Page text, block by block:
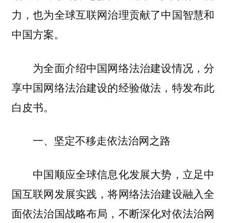
力，也为全球互联网治理贡献了中国智慧和
中国方案。
为全面介绍中国网络法治建设情况，分
享中国网络法治建设的经验做法，特发布此
白皮书。
一、坚定不移走依法治网之路
中国顺应全球信息化发展大势，立足中
国互联网发展实践，将网络法治建设融入全
面依法治国战略布局，不断深化对依法治网